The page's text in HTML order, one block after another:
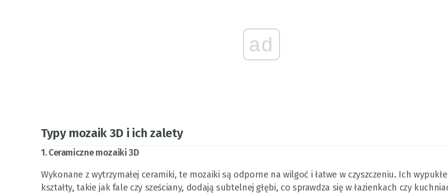
ad
Typy mozaik 3D i ich zalety
1. Ceramiczne mozaiki 3D
Wykonane z wytrzymałej ceramiki, te mozaiki są odporne na wilgoć i łatwe w czyszczeniu. Ich wypukłe
kształty, takie jak fale czy sześciany, dodają subtelnej głębi, co sprawdza się w łazienkach czy